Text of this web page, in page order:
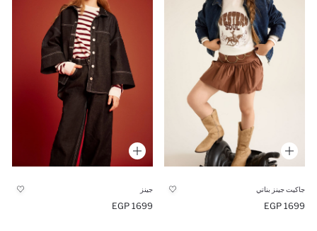
جاكيت جينز بناتي
1699 EGP
جينز
1699 EGP